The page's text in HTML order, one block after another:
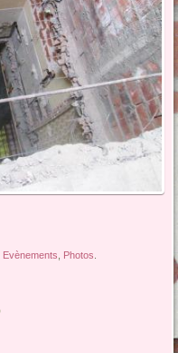
Evènements Photos